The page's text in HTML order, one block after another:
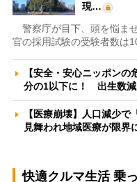
現…
警察庁が目下、頭を悩ま
官の採用試験の受験者数は
【安全・安心ニッポン
分の1以下に！ 出生数
【医療崩壊】人口減少
見舞われ地域医療が限
快適クルマ生活 乗